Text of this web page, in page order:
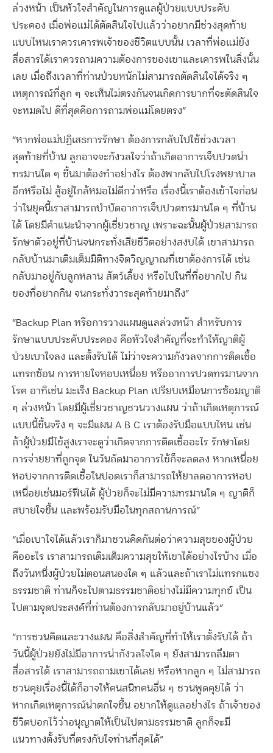
ล่วงหน้า เป็นหัวใจสำคัญในการดูแลผู้ป่วยแบบประคับ
ประคอง เมื่อพ่อแม่ได้ตัดสินใจไปแล้วว่าอยากมีช่วงสุดท้าย
แบบไหนเราควรเคารพเจ้าของชีวิตแบบนั้น เวลาที่พ่อแม่ยัง
สื่อสารได้เราควรถามความต้องการของเขาและเคารพในสิ่งนั้น
เลย เมื่อถึงเวลาที่ท่านป่วยหนักไม่สามารถตัดสินใจได้จริง ๆ
เหตุการณ์ที่ลูก ๆ จะเห็นไม่ตรงกันจนเกิดการยากที่จะตัดสินใจ
จะหมดไป ดีที่สุดคือการถามพ่อแม่โดยตรง”
“หากพ่อแม่ปฏิเสธการรักษา ต้องการกลับไปใช้ช่วงเวลา
สุดท้ายที่บ้าน ลูกอาจจะกังวลใจว่าถ้าเกิดอาการเจ็บปวดน่า
ทรมานใด ๆ ขึ้นมาต้องทำอย่างไร ต้องพากลับไปโรงพยาบาล
อีกหรือไม่ สู้อยู่ใกล้หมอไม่ดีกว่าหรือ เรื่องนี้เราต้องเข้าใจก่อน
ว่าในยุคนี้เราสามารถบำบัดอาการเจ็บปวดทรมานใด ๆ ที่บ้าน
ได้ โดยมีคำแนะนำจากผู้เชี่ยวชาญ เพราะฉะนั้นผู้ป่วยสามารถ
รักษาตัวอยู่ที่บ้านจนกระทั่งเสียชีวิตอย่างสงบได้ เขาสามารถ
กลับบ้านมาเติมเต็มมิติทางจิตวิญญาณที่เขาต้องการได้ เช่น
กลับมาอยู่กับลูกหลาน สัตว์เลี้ยง หรือไปในที่ที่อยากไป กิน
ของที่อยากกิน จนกระทั่งวาระสุดท้ายมาถึง”
“Backup Plan หรือการวางแผนดูแลล่วงหน้า สำหรับการ
รักษาแบบประคับประคอง คือหัวใจสำคัญที่จะทำให้ญาติผู้
ป่วยเบาใจลง และตั้งรับได้ ไม่ว่าจะความกังวลจากการติดเชื้อ
แทรกซ้อน การหายใจหอบเหนื่อย หรืออาการปวดทรมานจาก
โรค อาทิเช่น มะเร็ง Backup Plan เปรียบเหมือนการซ้อมญาติ
ๆ ล่วงหน้า โดยมีผู้เชี่ยวชาญชวนวางแผน ว่าถ้าเกิดเหตุการณ์
แบบนี้ขึ้นจริง ๆ จะมีแผน A B C เราต้องรับมือแบบไหน เช่น
ถ้าผู้ป่วยมีไข้สูงเราจะดูว่าเกิดจากการติดเชื้ออะไร รักษาโดย
การจ่ายยาที่ถูกจุด ในวันถัดมาอาการไข้ก็จะลดลง หากเหนื่อย
หอบจากการติดเชื้อในปอดเราก็สามารถให้ยาลดอาการหอบ
เหนื่อยเช่นมอร์ฟีนได้ ผู้ป่วยก็จะไม่มีความทรมานใด ๆ ญาติก็
สบายใจขึ้น และพร้อมรับมือในทุกสถานการณ์”
“เมื่อเบาใจได้แล้วเราก็มาชวนคิดกันต่อว่าความสุขของผู้ป่วย
คืออะไร เราสามารถเติมเต็มความสุขให้เขาได้อย่างไรบ้าง เมื่อ
ถึงวันหนึ่งผู้ป่วยไม่ตอนสนองใด ๆ แล้วและถ้าเราไม่แทรกแซง
ธรรมชาติ ท่านก็จะไปตามธรรมชาติอย่างไม่มีความทุกข์ เป็น
ไปตามจุดประสงค์ที่ท่านต้องการกลับมาอยู่บ้านแล้ว”
“การชวนคิดและวางแผน คือสิ่งสำคัญที่ทำให้เราตั้งรับได้ ถ้า
วันนี้ผู้ป่วยยังไม่มีอาการน่ากังวลใจใด ๆ ยังสามารถลืมตา
สื่อสารได้ เราสามารถถามเขาได้เลย หรือหากลูก ๆ ไม่สามารถ
ชวนคุยเรื่องนี้ได้ก็อาจให้คนสนิทคนอื่น ๆ ชวนพูดคุยได้ ว่า
หากเกิดเหตุการณ์น่าตกใจขึ้น อยากให้ดูแลอย่างไร ถ้าเจ้าของ
ชีวิตบอกไว้ว่าอนุญาตให้เป็นไปตามธรรมชาติ ลูกก็จะมี
แนวทางตั้งรับที่ตรงกับใจท่านที่สุดได้”